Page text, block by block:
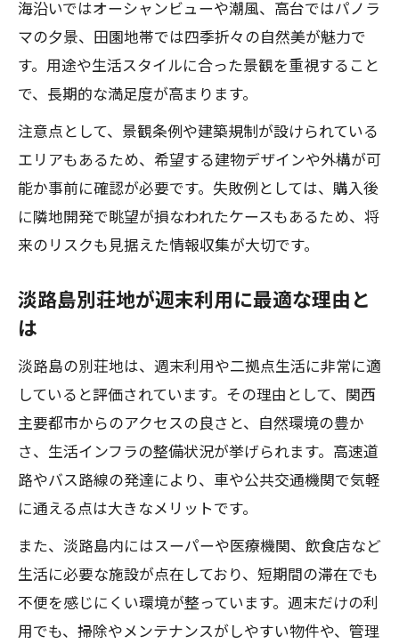
海沿いではオーシャンビューや潮風、高台ではパノラ
マの夕景、田園地帯では四季折々の自然美が魅力で
す。用途や生活スタイルに合った景観を重視すること
で、長期的な満足度が高まります。
注意点として、景観条例や建築規制が設けられている
エリアもあるため、希望する建物デザインや外構が可
能か事前に確認が必要です。失敗例としては、購入後
に隣地開発で眺望が損なわれたケースもあるため、将
来のリスクも見据えた情報収集が大切です。
淡路島別荘地が週末利用に最適な理由と
は
淡路島の別荘地は、週末利用や二拠点生活に非常に適
していると評価されています。その理由として、関西
主要都市からのアクセスの良さと、自然環境の豊か
さ、生活インフラの整備状況が挙げられます。高速道
路やバス路線の発達により、車や公共交通機関で気軽
に通える点は大きなメリットです。
また、淡路島内にはスーパーや医療機関、飲食店など
生活に必要な施設が点在しており、短期間の滞在でも
不便を感じにくい環境が整っています。週末だけの利
用でも、掃除やメンテナンスがしやすい物件や、管理